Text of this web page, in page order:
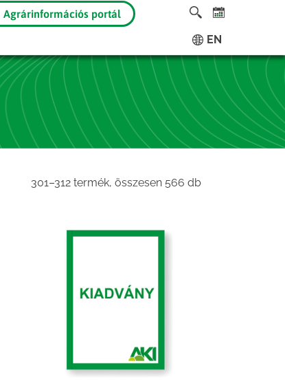
Agrárinformációs portál
EN
301–312 termék, összesen 566 dbSorted